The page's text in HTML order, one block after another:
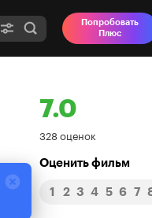
Попробовать
Плюс
7.0
Рейтинг
7.0
328 оценок
Оценить фильм
1 2 3 4 5 6 7